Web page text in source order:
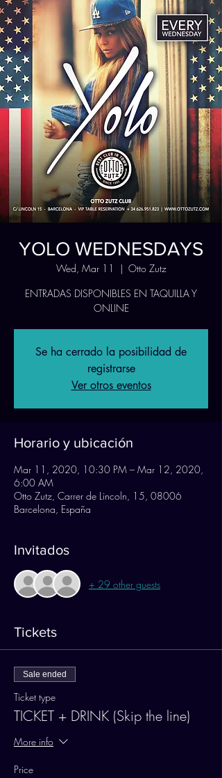
YOLO WEDNESDAYS
Wed, Mar 11
  |
Otto Zutz
ENTRADAS DISPONIBLES EN TAQUILLA Y
ONLINE
Se ha cerrado la posibilidad de
registrarse
Ver otros eventos
Horario y ubicación
Mar 11, 2020, 10:30 PM – Mar 12, 2020,
6:00 AM
Otto Zutz, Carrer de Lincoln, 15, 08006
Barcelona, España
Invitados
+ 29 other guests
Tickets
Sale ended
Ticket type
TICKET + DRINK (Skip the line)
More info
Price